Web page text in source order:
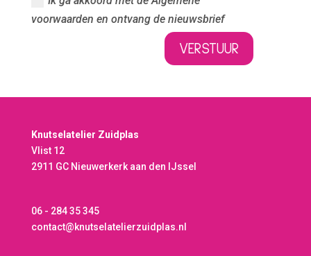
voorwaarden en ontvang de nieuwsbrief
VERSTUUR
Knutselatelier Zuidplas
Vlist 12
2911 GC Nieuwerkerk aan den IJssel
06 - 284 35 345
contact@knutselatelierzuidplas.nl